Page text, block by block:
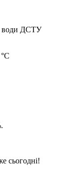
води ДСТУ
сьогодні!